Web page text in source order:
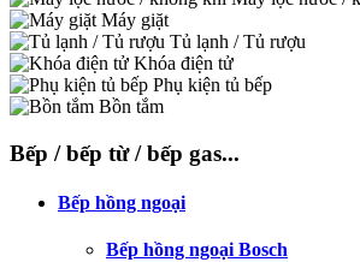
Máy giặt
Tủ lạnh / Tủ rượu
Khóa điện tử
Phụ kiện tủ bếp
Bồn tắm
Bếp / bếp từ / bếp gas...
Bếp hồng ngoại
Bếp hồng ngoại Bosch